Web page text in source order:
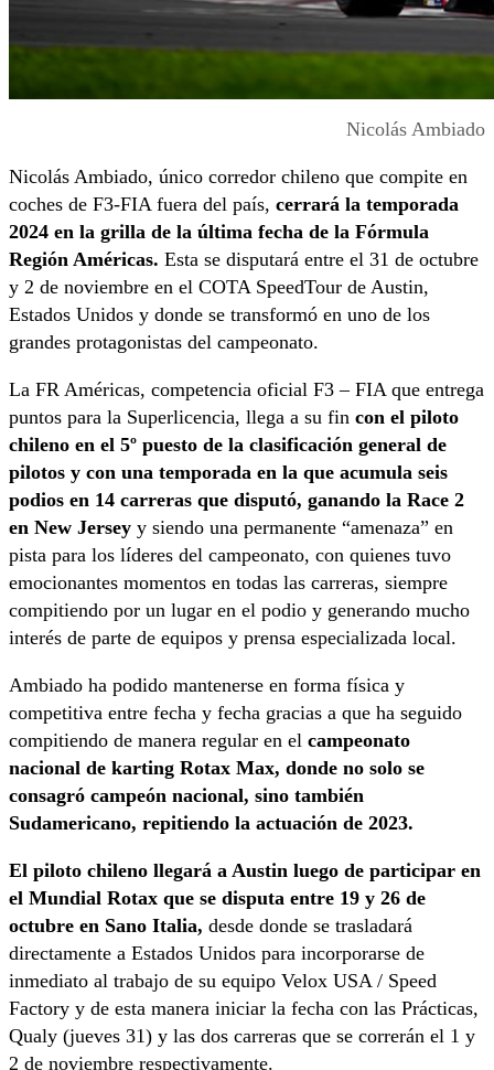
Nicolás Ambiado
Nicolás Ambiado, único corredor chileno que compite en
coches de F3-FIA fuera del país, cerrará la temporada
2024 en la grilla de la última fecha de la Fórmula
Región Américas. Esta se disputará entre el 31 de octubre
y 2 de noviembre en el COTA SpeedTour de Austin,
Estados Unidos y donde se transformó en uno de los
grandes protagonistas del campeonato.
La FR Américas, competencia oficial F3 – FIA que entrega
puntos para la Superlicencia, llega a su fin con el piloto
chileno en el 5º puesto de la clasificación general de
pilotos y con una temporada en la que acumula seis
podios en 14 carreras que disputó, ganando la Race 2
en New Jersey y siendo una permanente “amenaza” en
pista para los líderes del campeonato, con quienes tuvo
emocionantes momentos en todas las carreras, siempre
compitiendo por un lugar en el podio y generando mucho
interés de parte de equipos y prensa especializada local.
Ambiado ha podido mantenerse en forma física y
competitiva entre fecha y fecha gracias a que ha seguido
compitiendo de manera regular en el campeonato
nacional de karting Rotax Max, donde no solo se
consagró campeón nacional, sino también
Sudamericano, repitiendo la actuación de 2023.
El piloto chileno llegará a Austin luego de participar en
el Mundial Rotax que se disputa entre 19 y 26 de
octubre en Sano Italia, desde donde se trasladará
directamente a Estados Unidos para incorporarse de
inmediato al trabajo de su equipo Velox USA / Speed
Factory y de esta manera iniciar la fecha con las Prácticas,
Qualy (jueves 31) y las dos carreras que se correrán el 1 y
2 de noviembre respectivamente.